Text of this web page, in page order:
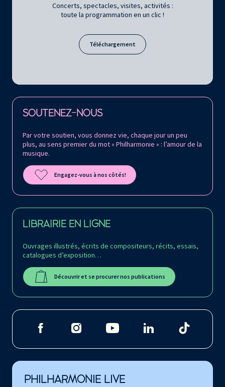
Concerts, spectacles, visites, activités :
toute la programmation en un clic !
Téléchargement
SOUTENEZ-NOUS
Par votre soutien, vous donnez vie, chaque jour un peu
plus, au sens premier du mot « Philharmonie » : l’amour de la
musique.
Engagez-vous à nos côtés!
LIBRAIRIE EN LIGNE
Ouvrages illustrés, écrits de compositeurs, récits, essais,
catalogues d’exposition…
Découvrir et se procurer nos publications
Retrouvez la Philharmonie de Paris sur
PHILHARMONIE LIVE